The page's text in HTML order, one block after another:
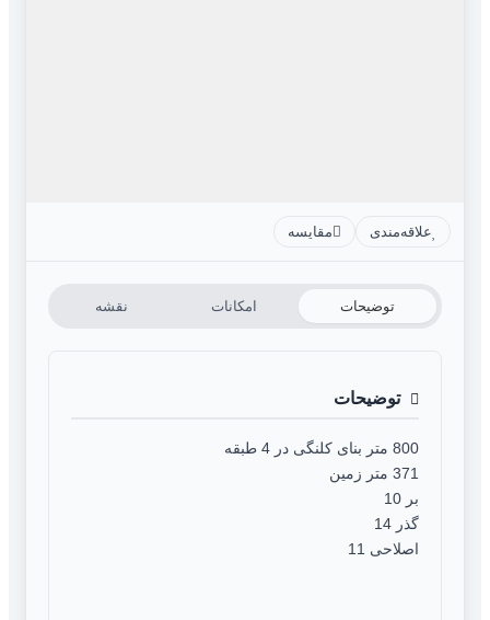
علاقه‌مندی مقایسه
توضیحات امکانات نقشه
توضیحات
800 متر بنای کلنگی در 4 طبقه
371 متر زمین
بر 10
گذر 14
اصلاحی 11